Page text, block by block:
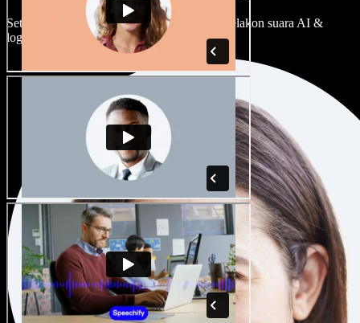
Setiap projek boleh jadi unik. Pilih ratusan pelakon suara AI &
loghat, laraskan ikut cita rasa anda.